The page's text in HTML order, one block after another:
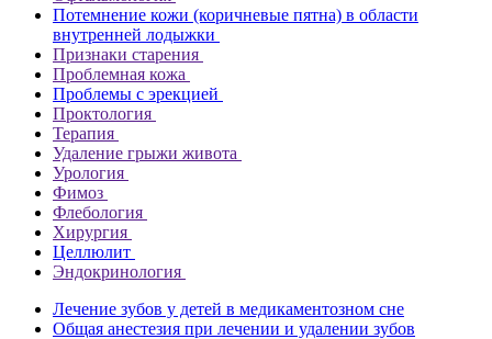
Потемнение кожи (коричневые пятна) в области
внутренней лодыжки
Признаки старения
Проблемная кожа
Проблемы с эрекцией
Проктология
Терапия
Удаление грыжи живота
Урология
Фимоз
Флебология
Хирургия
Целлюлит
Эндокринология
Лечение зубов у детей в медикаментозном сне
Общая анестезия при лечении и удалении зубов